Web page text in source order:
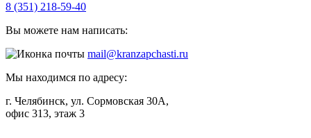
8 (351) 218-59-40
Вы можете нам написать:
mail@kranzapchasti.ru
Мы находимся по адресу:
г. Челябинск, ул. Сормовская 30А,
офис 313, этаж 3